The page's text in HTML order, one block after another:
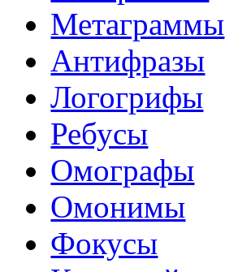
Метаграммы
Антифразы
Логогрифы
Ребусы
Омографы
Омонимы
Фокусы